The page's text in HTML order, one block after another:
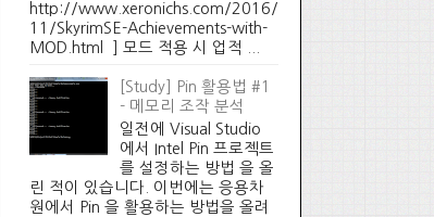
http://www.xeronichs.com/2016/
11/SkyrimSE-Achievements-with-
MOD.html ] 모드 적용 시 업적 ...
[Study] Pin 활용법 #1
- 메모리 조작 분석
일전에 Visual Studio
에서 Intel Pin 프로젝트
를 설정하는 방법 을 올
린 적이 있습니다. 이번에는 응용차
원에서 Pin 을 활용하는 방법을 올려